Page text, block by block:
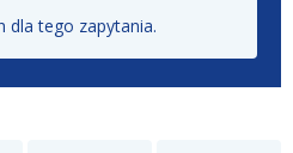
dla tego zapytania.